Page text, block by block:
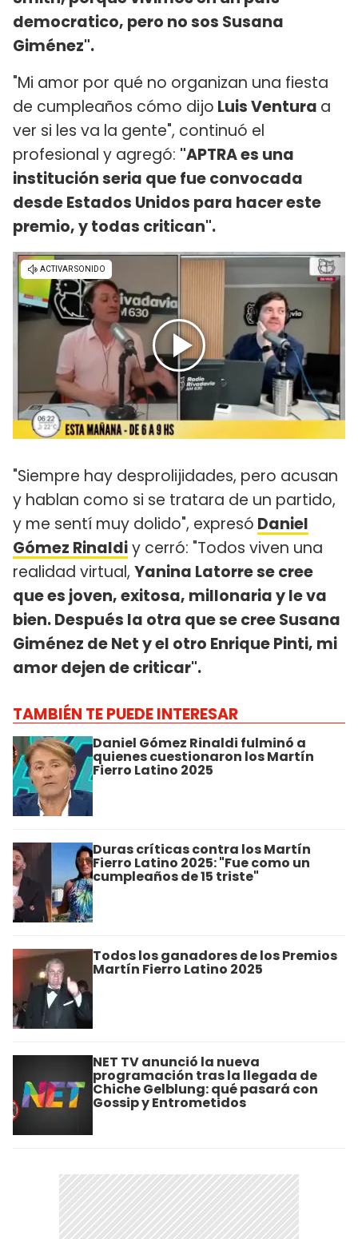
democratico, pero no sos Susana
Giménez".
"Mi amor por qué no organizan una fiesta
de cumpleaños cómo dijo Luis Ventura a
ver si les va la gente", continuó el
profesional y agregó: "APTRA es una
institución seria que fue convocada
desde Estados Unidos para hacer este
premio, y todas critican".
"Siempre hay desprolijidades, pero acusan
y hablan como si se tratara de un partido,
y me sentí muy dolido", expresó Daniel
Gómez Rinaldiy cerró: "Todos viven una
realidad virtual, Yanina Latorre se cree
que es joven, exitosa, millonaria y le va
bien. Después la otra que se cree Susana
Giménez de Net y el otro Enrique Pinti, mi
amor dejen de criticar".
TAMBIÉN TE PUEDE INTERESAR
Daniel Gómez Rinaldi fulminó a
quienes cuestionaron los Martín
Fierro Latino 2025
Duras críticas contra los Martín
Fierro Latino 2025: "Fue como un
cumpleaños de 15 triste"
Todos los ganadores de los Premios
Martín Fierro Latino 2025
NET TV anunció la nueva
programación tras la llegada de
Chiche Gelblung: qué pasará con
Gossip y Entrometidos